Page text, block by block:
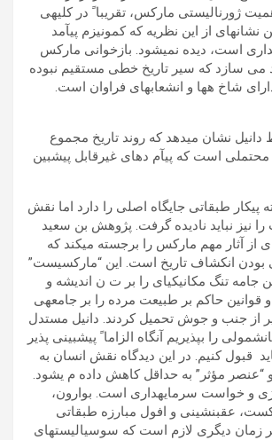
ژورناليستی مارکس، تقريبا ً در کليهی
نشانهای از اين نظريه که کمونيزم پیآمد
است، ديده نمیشود. بازخوانی مارکس
می سازد که سير تاريخ خطی مستقيم نبوده
شاخ هھا و انشعابھای فراوان است.
نشان میدھد که روند تاريخ مجموع
محتملی است که پیآم دھای غيرقابل پيشبين
پيکار طبقاتی جايگاه اصلی را دارد اما نقش
نيز نبايد ناديده گرفت. پژوھش بن سعيد
از آثار مھم مارکس را برجسته میکند که
بودن انکشاف تاريخ است. اين “مارکسيست”
جامه تنگ مکانيکیای را بر ت ن انديشه و
قوانين حاکم بر طبيعت مرده را بر جامعهی
از جنب و جوش تحميل کردند. دانيل مستدل
را بپذيريم آنگاه الزاما ً پيشبينی پذير
قبول کنيم. در اين ديدگاه نقش انسان به
و “عنصر مؤثر” به حداقل کاھش داده م یشود.
و خواست سرمايهداری است. بوارون،
عقبنشينی و افول مبارزه طبقاتی
زمان ديگری لازم است که سوسياليستھای